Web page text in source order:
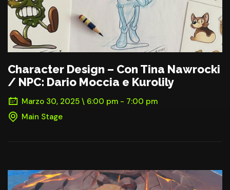
Character Design – Con Tina Nawrocki
/ NPC: Dario Moccia e Kurolily
Marzo 30, 2025 \ 6:00 pm - 7:00 pm
Main Stage